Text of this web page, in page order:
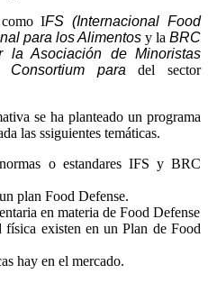
como IFS (Internacional Food
para los Alimentos y la BRC
la Asociación de Minoristas
para del sector
se ha planteado un programa
las ssiguientes temáticas.
o estandares IFS y BRC
plan Food Defense.
en materia de Food Defense
física existen en un Plan de Food
hay en el mercado.